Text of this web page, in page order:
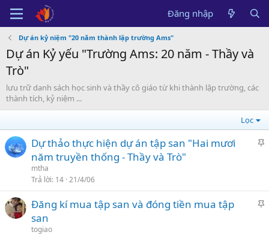
Đăng nhập
Dự án kỷ niệm "20 năm thành lập trường Ams"
Dự án Kỷ yếu "Trường Ams: 20 năm - Thầy và
Trò"
lưu trữ danh sách học sinh và thầy cô giáo từ khi thành lập trường, các
thành tích, kỷ niệm ...
Lọc
ê
n
Dự thảo thực hiện dự án tập san "Hai mươi
năm truyền thống - Thầy và Trò"
mtha
Trả lời 14 21/4/06
Đăng kí mua tập san và đóng tiền mua tập
san
togiao